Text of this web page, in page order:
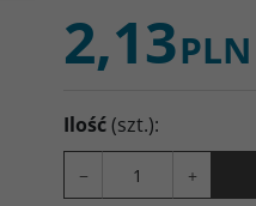
2,13PLN
Ilość(szt.):
− +